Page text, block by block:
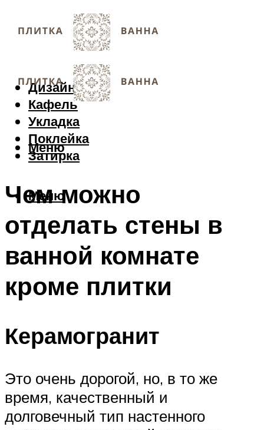
Дизайн
Кафель
Укладка
Поклейка
Затирка
Меню
Меню
Чем можно
отделать стены в
ванной комнате
кроме плитки
Керамогранит
Это очень дорогой, но, в то же
время, качественный и
долговечный тип настенного